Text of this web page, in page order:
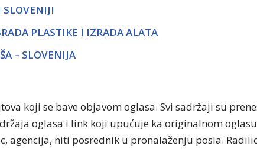
PLASTIKE I IZRADA ALATA
– SLOVENIJA
koji se bave objavom oglasa. Svi sadržaji su
oglasa i link koji upućuje ka originalnom
agencija, niti posrednik u pronalaženju posla.